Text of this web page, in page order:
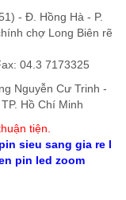
- Đ. Hồng Hà - P.
chợ Long Biên rẽ
04.3 7173325
Nguyễn Cư Trinh -
Hồ Chí Minh
tiện
sieu sang gia rel
pin led zoom